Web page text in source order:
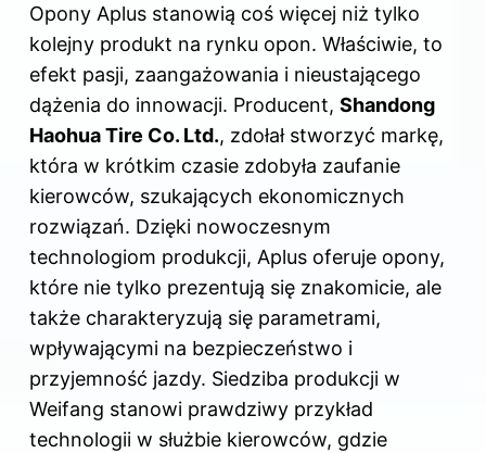
Opony Aplus stanowią coś więcej niż tylko
kolejny produkt na rynku opon. Właściwie, to
efekt pasji, zaangażowania i nieustającego
dążenia do innowacji. Producent, Shandong
Haohua Tire Co. Ltd., zdołał stworzyć markę,
która w krótkim czasie zdobyła zaufanie
kierowców, szukających ekonomicznych
rozwiązań. Dzięki nowoczesnym
technologiom produkcji, Aplus oferuje opony,
które nie tylko prezentują się znakomicie, ale
także charakteryzują się parametrami,
wpływającymi na bezpieczeństwo i
przyjemność jazdy. Siedziba produkcji w
Weifang stanowi prawdziwy przykład
technologii w służbie kierowców, gdzie